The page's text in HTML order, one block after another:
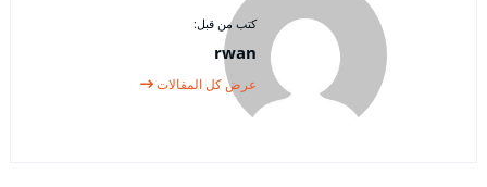
كتب من قبل:
rwan
عرض كل المقالات